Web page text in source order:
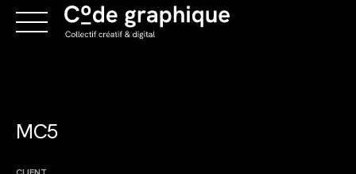
MC5